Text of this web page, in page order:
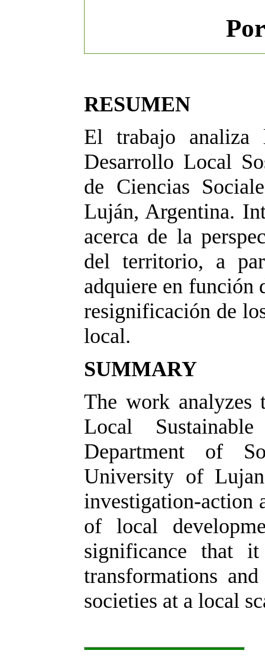
RESUMEN
El trabajo analiza
Desarrollo Local
de Ciencias
Luján, Argentina. I
acerca de la
del territorio, a
adquiere en función
resignificación de
local.
SUMMARY
The work analyzes
Local
Department of
University of
investigation-action
of local
significance that
transformations
societies at a local